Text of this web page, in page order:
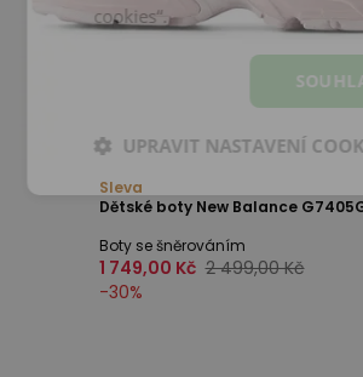
Sleva
Dětské boty New Balance
Boty se šněrováním
1 749,00 Kč 2 499,00 Kč
-30%
cookies“.
UPRAVIT NASTAVENÍ